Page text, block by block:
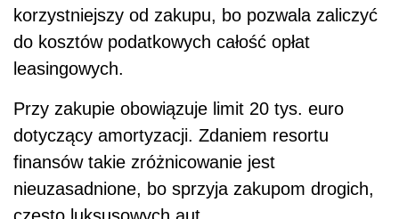
korzystniejszy od zakupu, bo pozwala zaliczyć
do kosztów podatkowych całość opłat
leasingowych.
Przy zakupie obowiązuje limit 20 tys. euro
dotyczący amortyzacji. Zdaniem resortu
finansów takie zróżnicowanie jest
nieuzasadnione, bo sprzyja zakupom drogich,